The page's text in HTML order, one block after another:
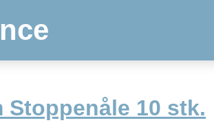
Stoppenåle 10 stk.